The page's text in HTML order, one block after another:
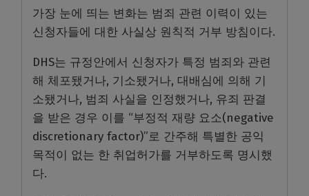
가장 눈에 띄는 변화는 범죄 관련 이력이 있는
신청자들에 대한 사실상 원칙적 거부 방침이다.
DHS는 규정안에서 신청자가 특정 범죄와 관련
해 체포됐거나, 기소됐거나, 대배심에 의해 기
소됐거나, 범죄 사실을 인정했거나, 유죄 판결
을 받은 경우 이를 “부정적 재량 요소(negative
discretionary factor)”로 간주해 특별한 공익
목적이 없는 한 취업허가를 거부하도록 명시했
다.